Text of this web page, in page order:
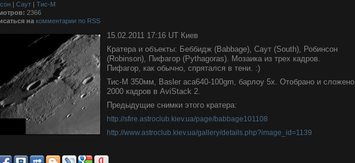
| Саут | Тис-М
2366
на комментарии по RSS
15.02.2011 17:16 UT Киев
Кратера и объекты: Беббидж (Babbage), Саут (South), Робинcон
(Robinson), Пифагор (Pythagoras). Мозаика из трех кадров.
Пифагор, как обычно, cпрятался в тени. :)
Тис-М 350мм, Basler aca640-100gm, барлоу 5x. Отобрано и сложено
2000 кадров в AviStack 2.
Предыдущие снимки этого кратера:
http://sfire.astroclub.kiev.ua/page/babbage101108
http://www.astroclub.kiev.ua/gallery/details.php?image_id=1139